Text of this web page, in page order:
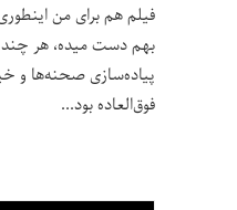
فیلم هم برای من
بهم دست میده، هر
پیاده‌سازی صحنه‌ها و
فوق‌العاده بود